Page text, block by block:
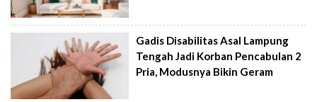
Gadis Disabilitas Asal Lampung
Tengah Jadi Korban Pencabulan 2
Pria, Modusnya Bikin Geram